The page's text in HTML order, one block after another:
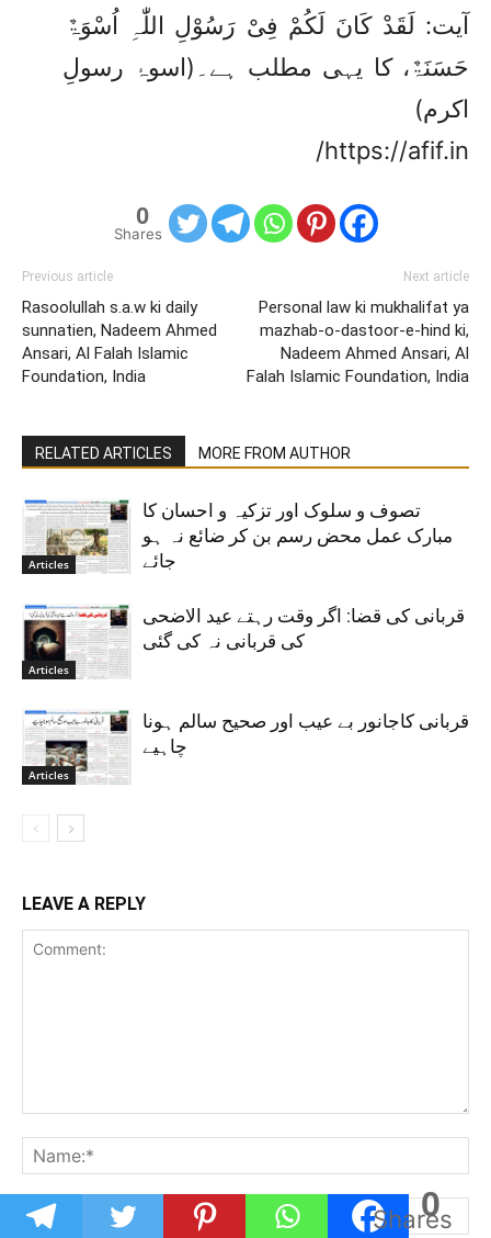
آیت: لَقَدْ کَانَ لَکُمْ فِیْ رَسُوْلِ اللّٰہِ اُسْوَۃٌ
حَسَنَۃٌ، کا یہی مطلب ہے۔(اسوۂ رسولِ
اکرم)
https://afif.in/
0
Shares
0
Shares
Previous article
Rasoolullah s.a.w ki daily
sunnatien, Nadeem Ahmed
Ansari, Al Falah Islamic
Foundation, India
Next article
Personal law ki mukhalifat ya
mazhab-o-dastoor-e-hind ki,
Nadeem Ahmed Ansari, Al
Falah Islamic Foundation, India
RELATED ARTICLES MORE FROM AUTHOR
Articles
تصوف و سلوک اور تزکیہ و احسان کا
مبارک عمل محض رسم بن کر ضائع نہ ہو
جائے
Articles
قربانی کی قضا: اگر وقت رہتے عید الاضحی
کی قربانی نہ کی گئی
Articles
قربانی کاجانور بے عیب اور صحیح سالم ہونا
چاہیے
LEAVE A REPLY